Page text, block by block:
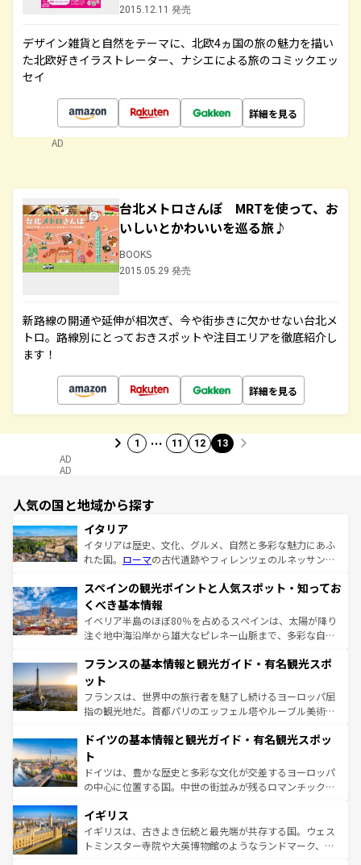
2015.12.11 発売
デザイン雑貨と自然をテーマに、北欧4ヵ国の旅の魅力を描い
た北欧好きイラストレーター、ナシエによる旅のコミックエッ
セイ
詳細を見る
AD
台北メトロさんぽ MRTを使って、お
いしいとかわいいを巡る旅♪
BOOKS
2015.05.29 発売
新路線の開通や延伸が相次ぎ、今や街歩きに欠かせない台北メ
トロ。路線別にとっておきスポットや注目エリアを徹底紹介し
ます！
詳細を見る
1 … 11 12 13
AD
AD
人気の国と地域から探す
イタリア
イタリアは歴史、文化、グルメ、自然と多彩な魅力にあふ
れた国。 ローマの古代遺跡やフィレンツェのルネッサンス
ろん、トスカーナの美しい田園風景やアマルフィ海岸の絶
景など、自然景観も見逃せない。観光の合間には、本場の
ピザやパスタなど、絶品のイタリア料理を堪能することも
できる。朝目覚めてから夜眠るまで、すべての瞬間を楽し
なお、新着のイタリア情報はコンテンツ一覧を参照してほ
しい。
スペインの観光ポイントと人気スポット・知ってお
くべき基本情報
イベリア半島のほぼ80％を占めるスペインは、太陽が降り
注ぐ地中海沿岸から雄大なピレネー山脈まで、多彩な自然
文化が根付くこの国では、情熱的なフラメンコ、熱気あふ
れる闘牛、そして美味しいタパスが生活の一部となってい
る。首都マドリードの洗練された雰囲気や、バルセロナの
アートに溢れた街角から、地方では古代ローマ遺跡や中世
せる。地方によって風土や気候が異なるスペインはその個
ンテンツ一覧 を参照してほしい。
フランスの基本情報と観光ガイド・有名観光スポ
ット
フランスは、世界中の旅行者を魅了し続けるヨーロッパ屈
指の観光地だ。首都パリのエッフェル塔やルーブル美術館
で、幅広い魅力が詰まっている。華麗な宮殿、歴史的な大
聖堂、美しいビーチ、そして豊かな自然が、訪れる者を心
から魅了する。また、フランスは美食の国としても知ら
れ、フランス料理はユネスコ無形文化遺産にも登録されて
香り高いラベンダー畑など、多彩な楽しみ方が可能だ。さ
らに、パリ以外の地域にも魅力が溢れており、どの街角に
も豊かな歴史と文化が息づいている。パリ以外の個性あふ
ドイツの基本情報と観光ガイド・有名観光スポッ
ト
ドイツは、豊かな歴史と多彩な文化が交差するヨーロッパ
の中心に位置する国。中世の街並みが残るロマンチック街
顔を持つこの国は、どこを歩いても飽きることがない。ベ
ルリンの文化的活気、バイエルン州のアルプスの絶景、そ
してライン川沿いのワイン畑といった風景は必見。ビール
イギリス
イギリスは、古きよき伝統と最先端が共存する国。ウェス
トミンスター寺院や大英博物館のようなランドマーク、歴